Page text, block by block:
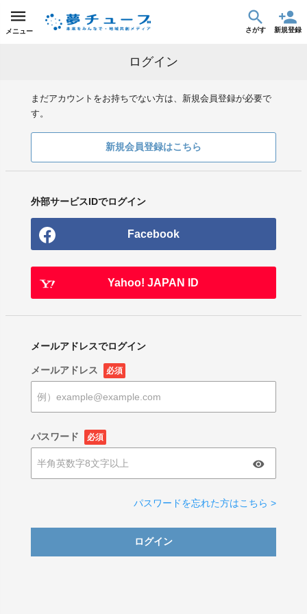
メニュー さがす 新規登録
ログイン
まだアカウントをお持ちでない方は、新規会員登録が必要で
す。
新規会員登録はこちら
外部サービスIDでログイン
Facebook
Yahoo! JAPAN ID
メールアドレスでログイン
メールアドレス 必須
パスワード 必須
パスワードを忘れた方はこちら >
ログイン